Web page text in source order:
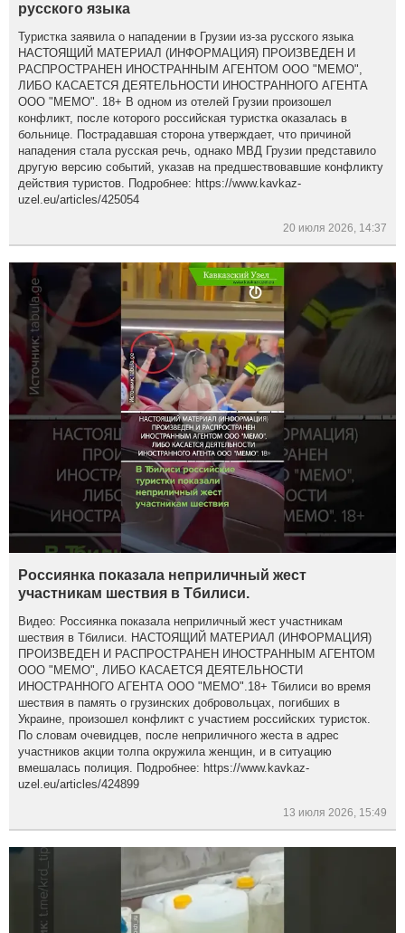
русского языка
Туристка заявила о нападении в Грузии из-за русского языка
НАСТОЯЩИЙ МАТЕРИАЛ (ИНФОРМАЦИЯ) ПРОИЗВЕДЕН И
РАСПРОСТРАНЕН ИНОСТРАННЫМ АГЕНТОМ ООО "МЕМО",
ЛИБО КАСАЕТСЯ ДЕЯТЕЛЬНОСТИ ИНОСТРАННОГО АГЕНТА
ООО "МЕМО". 18+ В одном из отелей Грузии произошел
конфликт, после которого российская туристка оказалась в
больнице. Пострадавшая сторона утверждает, что причиной
нападения стала русская речь, однако МВД Грузии представило
другую версию событий, указав на предшествовавшие конфликту
действия туристов. Подробнее: https://www.kavkaz-
uzel.eu/articles/425054
20 июля 2026, 14:37
Россиянка показала неприличный жест
участникам шествия в Тбилиси.
Видео: Россиянка показала неприличный жест участникам
шествия в Тбилиси. НАСТОЯЩИЙ МАТЕРИАЛ (ИНФОРМАЦИЯ)
ПРОИЗВЕДЕН И РАСПРОСТРАНЕН ИНОСТРАННЫМ АГЕНТОМ
ООО "МЕМО", ЛИБО КАСАЕТСЯ ДЕЯТЕЛЬНОСТИ
ИНОСТРАННОГО АГЕНТА ООО "МЕМО".18+ Тбилиси во время
шествия в память о грузинских добровольцах, погибших в
Украине, произошел конфликт с участием российских туристок.
По словам очевидцев, после неприличного жеста в адрес
участников акции толпа окружила женщин, и в ситуацию
вмешалась полиция. Подробнее: https://www.kavkaz-
uzel.eu/articles/424899
13 июля 2026, 15:49